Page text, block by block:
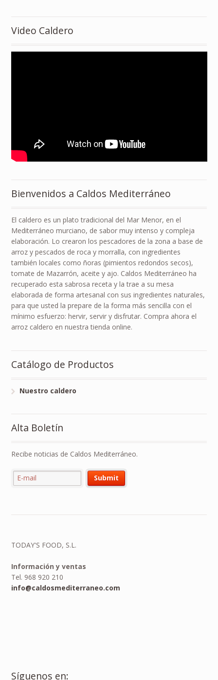
Video Caldero
Bienvenidos a Caldos Mediterráneo
El caldero es un plato tradicional del Mar Menor, en el
Mediterráneo murciano, de sabor muy intenso y compleja
elaboración. Lo crearon los pescadores de la zona a base de
arroz y pescados de roca y morralla, con ingredientes
también locales como ñoras (pimientos redondos secos),
tomate de Mazarrón, aceite y ajo. Caldos Mediterráneo ha
recuperado esta sabrosa receta y la trae a su mesa
elaborada de forma artesanal con sus ingredientes naturales,
para que usted la prepare de la forma más sencilla con el
mínimo esfuerzo: hervir, servir y disfrutar. Compra ahora el
arroz caldero en nuestra tienda online.
Catálogo de Productos
Nuestro caldero
Alta Boletín
Recibe noticias de Caldos Mediterráneo.
TODAY'S FOOD, S.L.
Información y ventas
Tel. 968 920 210
info@caldosmediterraneo.com
Síguenos en: